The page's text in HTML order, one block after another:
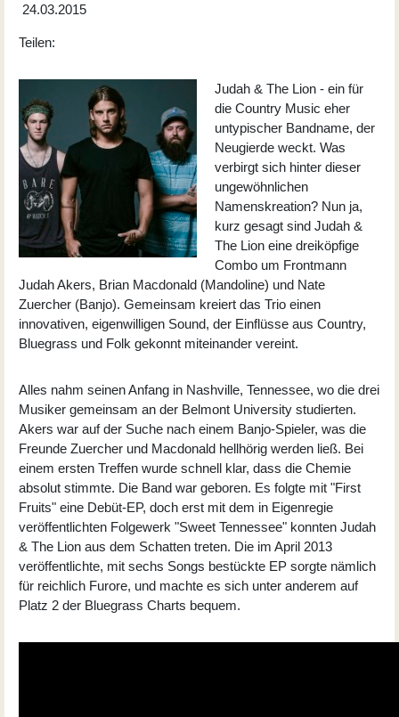
24.03.2015
Teilen:
Judah & The Lion - ein für
die Country Music eher
untypischer Bandname, der
Neugierde weckt. Was
verbirgt sich hinter dieser
ungewöhnlichen
Namenskreation? Nun ja,
kurz gesagt sind Judah &
The Lion eine dreiköpfige
Combo um Frontmann
Judah Akers, Brian Macdonald (Mandoline) und Nate
Zuercher (Banjo). Gemeinsam kreiert das Trio einen
innovativen, eigenwilligen Sound, der Einflüsse aus Country,
Bluegrass und Folk gekonnt miteinander vereint.
Alles nahm seinen Anfang in Nashville, Tennessee, wo die drei
Musiker gemeinsam an der Belmont University studierten.
Akers war auf der Suche nach einem Banjo-Spieler, was die
Freunde Zuercher und Macdonald hellhörig werden ließ. Bei
einem ersten Treffen wurde schnell klar, dass die Chemie
absolut stimmte. Die Band war geboren. Es folgte mit "First
Fruits" eine Debüt-EP, doch erst mit dem in Eigenregie
veröffentlichten Folgewerk "Sweet Tennessee" konnten Judah
& The Lion aus dem Schatten treten. Die im April 2013
veröffentlichte, mit sechs Songs bestückte EP sorgte nämlich
für reichlich Furore, und machte es sich unter anderem auf
Platz 2 der Bluegrass Charts bequem.